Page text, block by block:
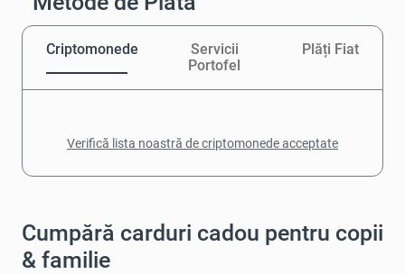
Criptomonede
Servicii
Portofel
Plăți Fiat
Verifică lista noastră de criptomonede acceptate
Cumpără carduri cadou pentru copii
& familie